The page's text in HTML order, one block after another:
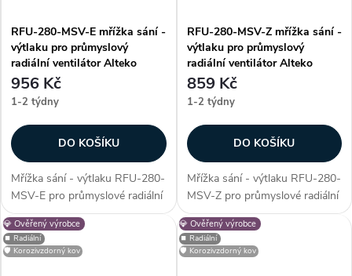
RFU-280-MSV-E mřížka sání -
výtlaku pro průmyslový
radiální ventilátor Alteko
956 Kč
1-2 týdny
DO KOŠÍKU
Mřížka sání - výtlaku RFU-280-
MSV-E pro průmyslové radiální
ventilátory řady RFU - 280.
Mřížka slouží jako ochranný
prvek, který zabrání vniknutí
RFU-280-MSV-Z mřížka sání -
výtlaku pro průmyslový
radiální ventilátor Alteko
859 Kč
1-2 týdny
DO KOŠÍKU
Mřížka sání - výtlaku RFU-280-
MSV-Z pro průmyslové radiální
ventilátory řady RFU - 280.
Mřížka slouží jako ochranný
prvek, který zabrání vniknutí
💎 Ověřený výrobce
⏹️ Radiální
🛡️ Korozivzdorný kov
💎 Ověřený výrobce
⏹️ Radiální
🛡️ Korozivzdorný kov